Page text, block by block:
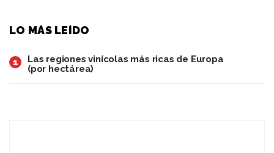
LO MÁS LEÍDO
1
Las regiones vinícolas más ricas de Europa
(por hectárea)